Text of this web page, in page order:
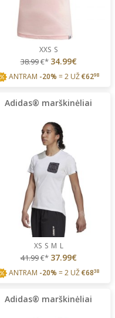
XXS S
38.99€* 34.99€
ANTRAM -20% = 2 UŽ€6298
Adidas® marškinėliai
XS S M L
41.99€* 37.99€
ANTRAM -20% = 2 UŽ€6838
Adidas® marškinėliai